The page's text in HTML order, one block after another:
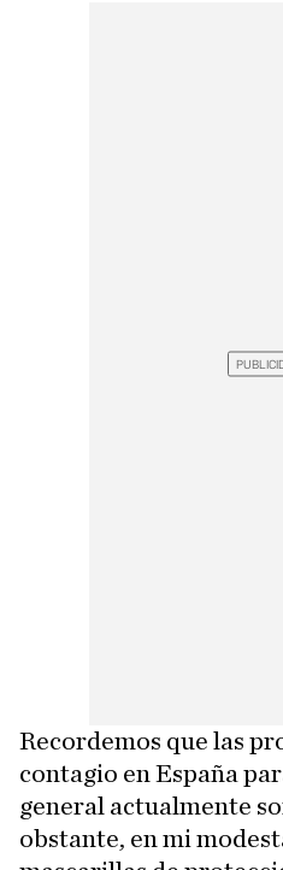
Recordemos que las
contagio en España
general actualmente
obstante, en mi